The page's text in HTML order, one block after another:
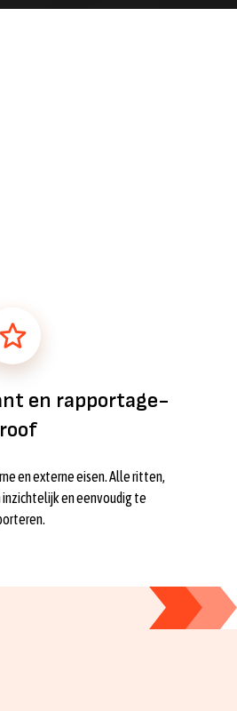
en rapportage-
en externe eisen. Alle ritten,
en eenvoudig te